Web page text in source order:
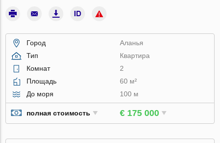
Город
Аланья
Тип
Квартира
Комнат
2
Площадь
60 м²
До моря
100 м
полная стоимость € 175 000